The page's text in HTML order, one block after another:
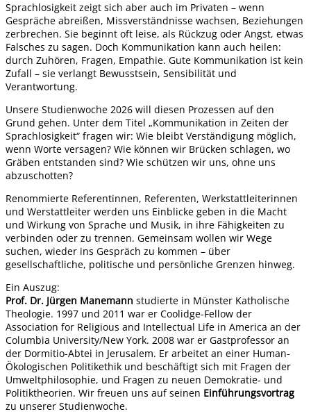
Sprachlosigkeit zeigt sich aber auch im Privaten – wenn
Gespräche abreißen, Missverständnisse wachsen, Beziehungen
zerbrechen. Sie beginnt oft leise, als Rückzug oder Angst, etwas
Falsches zu sagen. Doch Kommunikation kann auch heilen:
durch Zuhören, Fragen, Empathie. Gute Kommunikation ist kein
Zufall – sie verlangt Bewusstsein, Sensibilität und
Verantwortung.
Unsere Studienwoche 2026 will diesen Prozessen auf den
Grund gehen. Unter dem Titel „Kommunikation in Zeiten der
Sprachlosigkeit“ fragen wir: Wie bleibt Verständigung möglich,
wenn Worte versagen? Wie können wir Brücken schlagen, wo
Gräben entstanden sind? Wie schützen wir uns, ohne uns
abzuschotten?
Renommierte Referentinnen, Referenten, Werkstattleiterinnen
und Werstattleiter werden uns Einblicke geben in die Macht
und Wirkung von Sprache und Musik, in ihre Fähigkeiten zu
verbinden oder zu trennen. Gemeinsam wollen wir Wege
suchen, wieder ins Gespräch zu kommen – über
gesellschaftliche, politische und persönliche Grenzen hinweg.
Ein Auszug:
Prof. Dr. Jürgen Manemann studierte in Münster Katholische
Theologie. 1997 und 2011 war er Coolidge-Fellow der
Association for Religious and Intellectual Life in America an der
Columbia University/New York. 2008 war er Gastprofessor an
der Dormitio-Abtei in Jerusalem. Er arbeitet an einer Human-
Ökologischen Politikethik und beschäftigt sich mit Fragen der
Umweltphilosophie, und Fragen zu neuen Demokratie- und
Politiktheorien. Wir freuen uns auf seinen Einführungsvortrag
zu unserer Studienwoche.